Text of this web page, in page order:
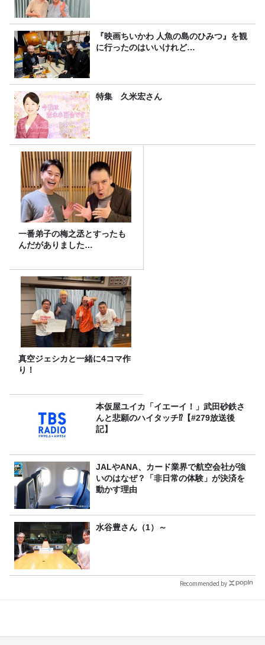
『映画ちいかわ 人魚の島のひみつ』を観
に行ったのはいいけれど…
特集 久米宏さん
一番弟子の梅之丞とすったも
んだがありました…
真空ジェシカと一緒に4コマ作
り！
本仮屋ユイカ「イエーイ！」武田砂鉄さ
んと悲願のハイタッチ⁉【#279放送後
記】
JALやANA、カード業界で航空会社が強
いのはなぜ？「非日常の体験」が決済を
動かす理由
水谷豊さん（1）～
Recommended by